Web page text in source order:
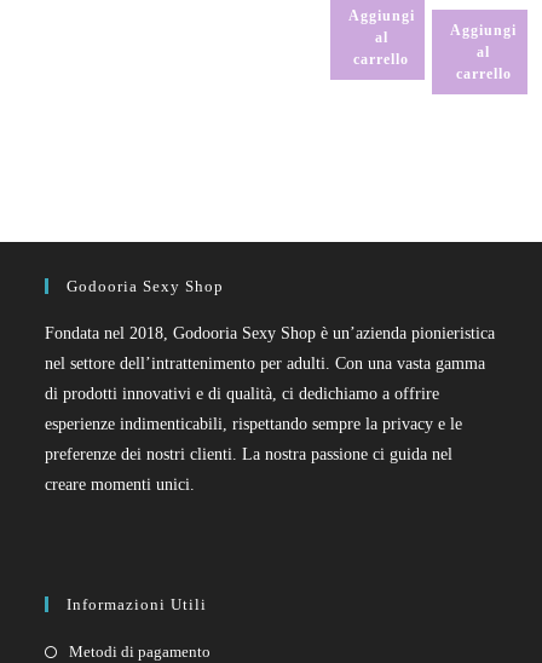
Aggiungi
al
carrello
Aggiungi
al
carrello
Godooria Sexy Shop
Fondata nel 2018, Godooria Sexy Shop è un’azienda pionieristica
nel settore dell’intrattenimento per adulti. Con una vasta gamma
di prodotti innovativi e di qualità, ci dedichiamo a offrire
esperienze indimenticabili, rispettando sempre la privacy e le
preferenze dei nostri clienti. La nostra passione ci guida nel
creare momenti unici.
Informazioni Utili
Metodi di pagamento